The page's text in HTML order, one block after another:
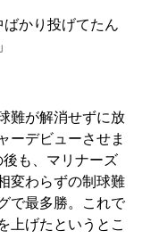
かり投げてたん
難が解消せずに放
ーデビューさせま
も、マリナーズ
変わらずの制球難
で最多勝。これで
上げたというとこ